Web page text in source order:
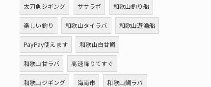
太刀魚ジギング ササラボ 和歌山釣り船
楽しい釣り 和歌山タイラバ 和歌山遊漁船
PayPay使えます 和歌山白甘鯛
和歌山甘ラバ 高速降りてすぐ
和歌山ジギング 海南市 和歌山鯛ラバ